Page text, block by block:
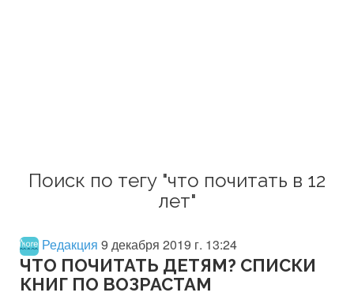
Поиск по тегу "что почитать в 12
лет"
Редакция 9 декабря 2019 г. 13:24
ЧТО ПОЧИТАТЬ ДЕТЯМ? СПИСКИ
КНИГ ПО ВОЗРАСТАМ